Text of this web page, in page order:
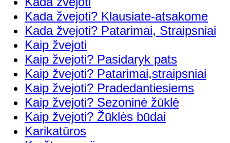
Kada žvejoti? Klausiate-atsakome
Kada žvejoti? Patarimai, Straipsniai
Kaip žvejoti
Kaip žvejoti? Pasidaryk pats
Kaip žvejoti? Patarimai,straipsniai
Kaip žvejoti? Pradedantiesiems
Kaip žvejoti? Sezoninė žūklė
Kaip žvejoti? Žūklės būdai
Karikatūros